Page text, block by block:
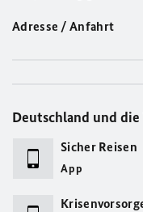
Adresse / Anfahrt
Deutschland und
Sicher Reisen
App